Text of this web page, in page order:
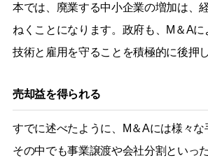
本では、廃業する中小企業の増加は、
ねくことになります。政府も、M＆A
技術と雇用を守ることを積極的に後押
売却益を得られる
すでに述べたように、M＆Aには様々な
その中でも事業譲渡や会社分割といっ